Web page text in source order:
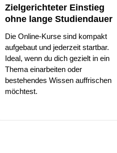
Zielgerichteter Einstieg
ohne lange Studiendauer
Die Online-Kurse sind kompakt
aufgebaut und jederzeit startbar.
Ideal, wenn du dich gezielt in ein
Thema einarbeiten oder
bestehendes Wissen auffrischen
möchtest.